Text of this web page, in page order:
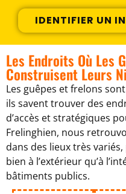
IDENTIFIER UN
Les Endroits Où Les
Construisent Leurs
Les guêpes et frelons
ils savent trouver des
d’accès et stratégiques
Frelinghien, nous
dans des lieux très
bien à l’extérieur qu’à
bâtiments publics.